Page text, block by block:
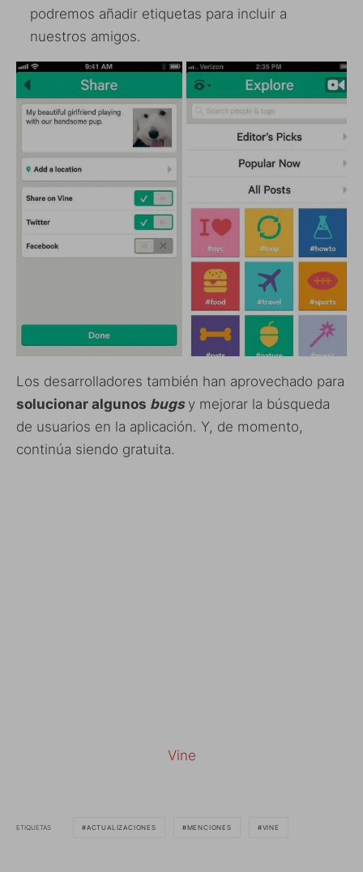
podremos añadir etiquetas para incluir a
nuestros amigos.
Los desarrolladores también han aprovechado para
solucionar algunos bugs y mejorar la búsqueda
de usuarios en la aplicación. Y, de momento,
continúa siendo gratuita.
Vine
ETIQUETAS ACTUALIZACIONES MENCIONES VINE